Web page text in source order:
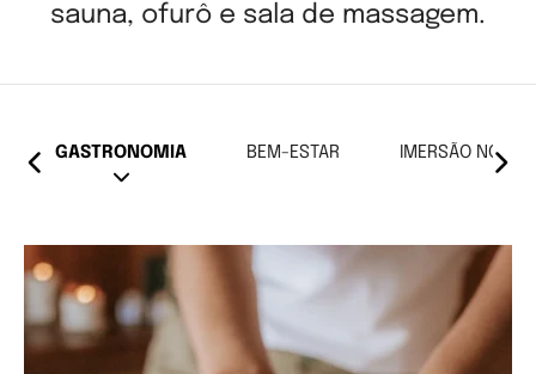
sauna, ofurô e sala de massagem.
GASTRONOMIA BEM-ESTAR IMERSÃO NO